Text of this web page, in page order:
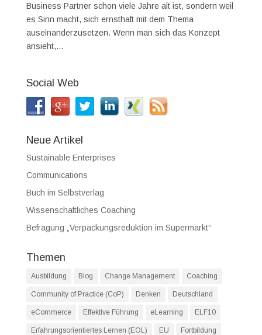
Business Partner schon viele Jahre alt ist, sondern weil
es Sinn macht, sich ernsthaft mit dem Thema
auseinanderzusetzen. Wenn man sich das Konzept
ansieht,...
Social Web
Neue Artikel
Sustainable Enterprises
Communications
Buch im Selbstverlag
Wissenschaftliches Coaching
Befragung „Verpackungsreduktion im Supermarkt“
Themen
Ausbildung Blog Change Management Coaching
Community of Practice (CoP) Denken Deutschland
eCommerce Effektive Führung eLearning ELF10
Erfahrungsorientiertes Lernen (EOL) EU Fortbildung